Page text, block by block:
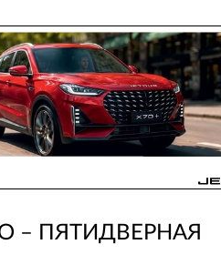
– ПЯТИДВЕРНАЯ